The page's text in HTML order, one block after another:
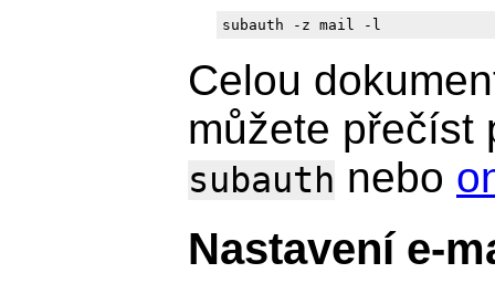
subauth -z mail -l
Celou
můžete
subauth nebo
Nastavení e-